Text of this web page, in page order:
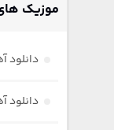
موزیک
دانلود
دانلود